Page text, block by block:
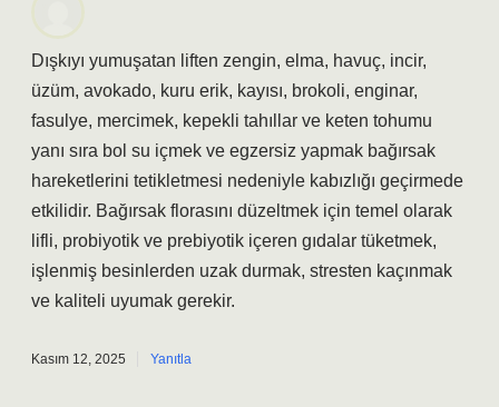
Dışkıyı yumuşatan liften zengin, elma, havuç, incir,
üzüm, avokado, kuru erik, kayısı, brokoli, enginar,
fasulye, mercimek, kepekli tahıllar ve keten tohumu
yanı sıra bol su içmek ve egzersiz yapmak bağırsak
hareketlerini tetikletmesi nedeniyle kabızlığı geçirmede
etkilidir. Bağırsak florasını düzeltmek için temel olarak
lifli, probiyotik ve prebiyotik içeren gıdalar tüketmek,
işlenmiş besinlerden uzak durmak, stresten kaçınmak
ve kaliteli uyumak gerekir.
Kasım 12, 2025 Yanıtla